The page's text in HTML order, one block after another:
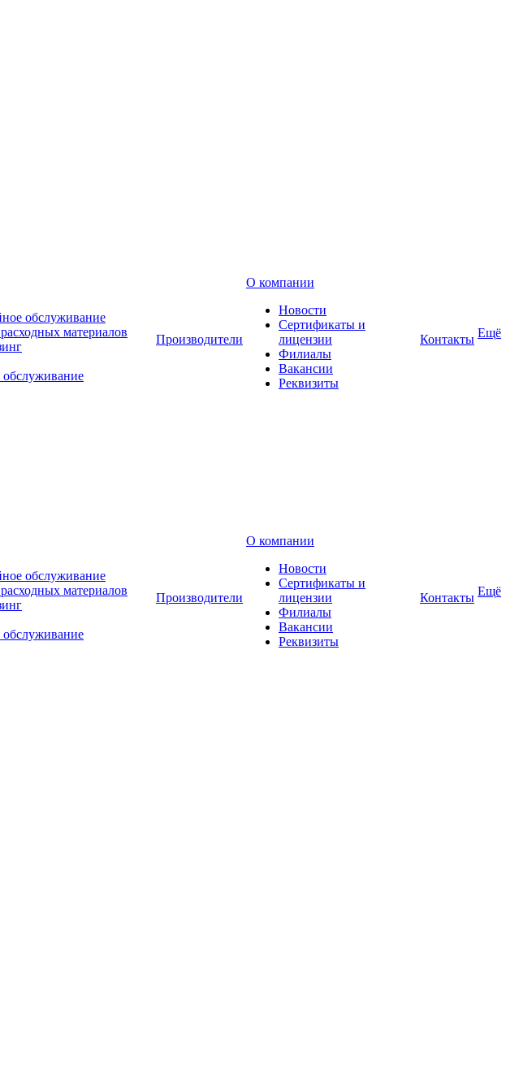
обслуживание
материалов
обслуживание
Производители
О компании
Новости
Сертификаты и
лицензии
Филиалы
Вакансии
Реквизиты
Контакты Ещё
обслуживание
материалов
обслуживание
Производители
О компании
Новости
Сертификаты и
лицензии
Филиалы
Вакансии
Реквизиты
Контакты Ещё